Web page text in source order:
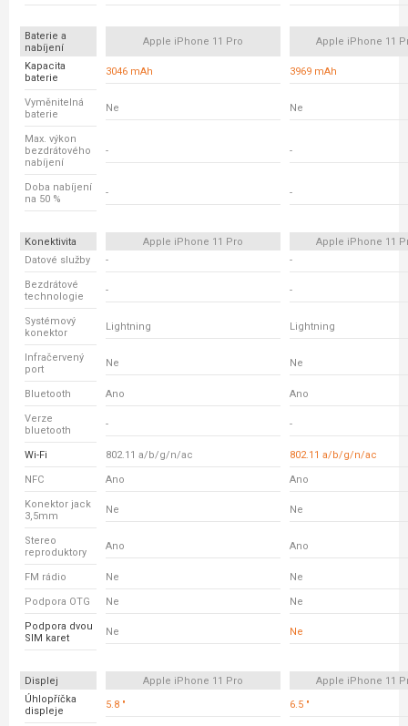
Baterie a
nabíjení
Apple iPhone 11 Pro Apple iPhone 11
Kapacita
baterie
3046 mAh 3969 mAh
Vyměnitelná
baterie
Ne Ne
Max. výkon
bezdrátového
nabíjení
- -
Doba nabíjení
na 50 %
- -
Konektivita Apple iPhone 11 Pro
Apple iPhone 11
Datové služby
- -
Bezdrátové
technologie
- -
Systémový
konektor
Lightning Lightning
Infračervený
port
Ne Ne
Bluetooth Ano Ano
Verze
bluetooth
- -
Wi-Fi 802.11 a/b/g/n/ac 802.11 a/b/g/n/ac
NFC Ano Ano
Konektor jack
3,5mm
Ne Ne
Stereo
reproduktory
Ano Ano
FM rádio Ne Ne
Podpora OTG Ne Ne
Podpora dvou
SIM karet
Ne Ne
Displej Apple iPhone 11 Pro
Apple iPhone 11
Úhlopříčka
displeje
5.8 " 6.5 "